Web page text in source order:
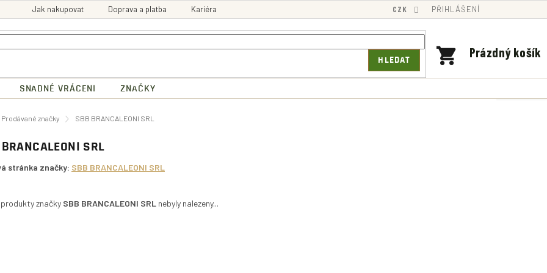
Jak nakupovat Doprava a platba Kariéra CZK PŘIHLÁŠENÍ
HLEDAT
NÁKUPNÍ
Prázdný košík
SNADNÉ VRÁCENI ZNAČKY
Prodávané značky SBB BRANCALEONI SRL
SRL
stránka značky: SBB BRANCALEONI SRL
značky SBB BRANCALEONI SRL nebyly nalezeny...